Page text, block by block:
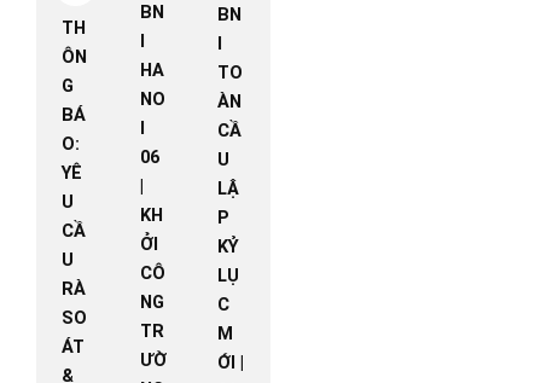
TH
ÔN
G
BÁ
O:
YÊ
U
CẦ
U
RÀ
SO
ÁT
&
BN
I
HA
NO
I
06
|
KH
ỞI
CÔ
NG
TR
ƯỜ
BN
I
TO
ÀN
CẦ
U
LẬ
P
KỶ
LỤ
C
M
ỚI |